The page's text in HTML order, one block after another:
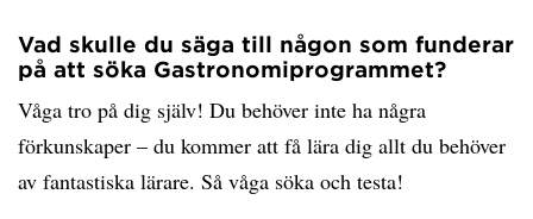
Vad skulle du säga till någon som funderar
på att söka Gastronomiprogrammet?
Våga tro på dig själv! Du behöver inte ha några
förkunskaper – du kommer att få lära dig allt du behöver
av fantastiska lärare. Så våga söka och testa!